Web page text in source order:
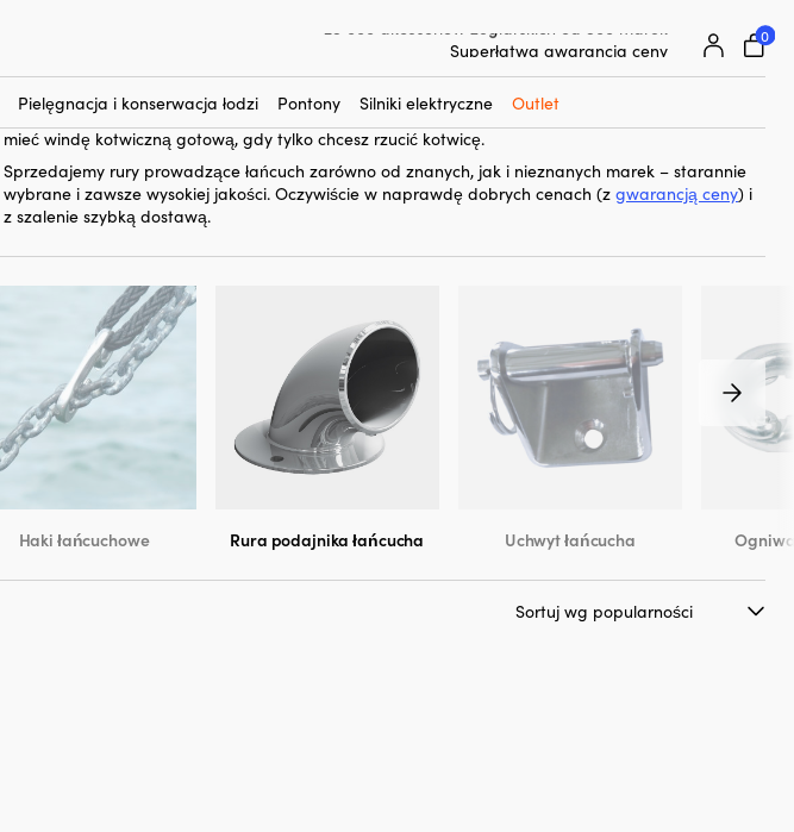
25 000 akcesoriów żeglarskich od 500 marek 0
Pielęgnacja i konserwacja łodzi Pontony Silniki elektryczne Outlet
do swojej łodzi. Rura prowadząca łańcuch to zakrzywiona
rura, którą montujesz na pokładzie nad przegrodą, gdzie przechowujesz swój łańcuch lub linę do
windy kotwicznej. Gdy winda kotwiczna wysuwa łańcuch, biegnie on swobodnie i estetycznie przez
rurę prowadzącą. W ten sposób możesz mieć łańcuch kotwiczny ukryty w przegrodzie, ale nadal
mieć windę kotwiczną gotową, gdy tylko chcesz rzucić kotwicę.
Sprzedajemy rury prowadzące łańcuch zarówno od znanych, jak i nieznanych marek – starannie
wybrane i zawsze wysokiej jakości. Oczywiście w naprawdę dobrych cenach (z gwarancją ceny) i
z szalenie szybką dostawą.
Haki łańcuchowe Rura podajnika łańcucha Uchwyt łańcucha